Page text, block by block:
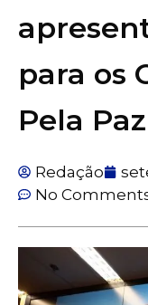
para os
Pela Paz
Redação
No